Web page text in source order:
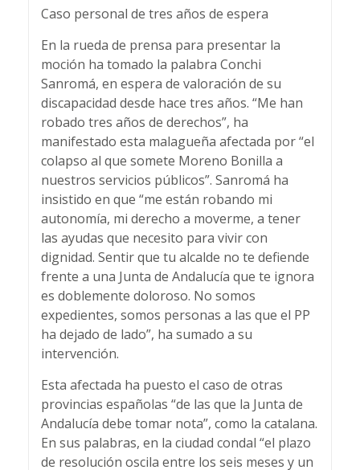
Caso personal de tres años de espera
En la rueda de prensa para presentar la
moción ha tomado la palabra Conchi
Sanromá, en espera de valoración de su
discapacidad desde hace tres años. “Me han
robado tres años de derechos”, ha
manifestado esta malagueña afectada por “el
colapso al que somete Moreno Bonilla a
nuestros servicios públicos”. Sanromá ha
insistido en que “me están robando mi
autonomía, mi derecho a moverme, a tener
las ayudas que necesito para vivir con
dignidad. Sentir que tu alcalde no te defiende
frente a una Junta de Andalucía que te ignora
es doblemente doloroso. No somos
expedientes, somos personas a las que el PP
ha dejado de lado”, ha sumado a su
intervención.
Esta afectada ha puesto el caso de otras
provincias españolas “de las que la Junta de
Andalucía debe tomar nota”, como la catalana.
En sus palabras, en la ciudad condal “el plazo
de resolución oscila entre los seis meses y un